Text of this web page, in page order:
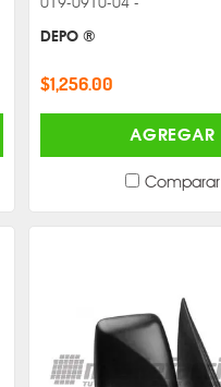
DEPO ®
$1,256.00
AGREGAR
Comparar